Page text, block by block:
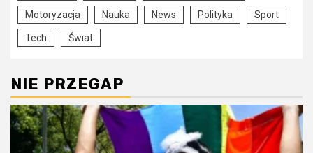
Motoryzacja Nauka News Polityka Sport
Tech Świat
NIE PRZEGAP